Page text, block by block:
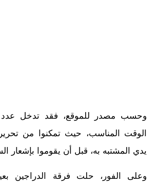
وحسب مصدر للموقع، فقد تدخل
الوقت المناسب، حيث تمكنوا من
يدي المشتبه به، قبل أن يقوموا بإشعار
وعلى الفور، حلت فرقة الدراجين